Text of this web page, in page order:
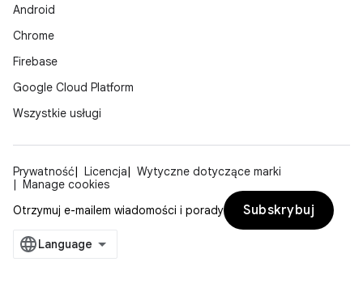
Android
Chrome
Firebase
Google Cloud Platform
Wszystkie usługi
Prywatność Licencja
Wytyczne dotyczące marki
Manage cookies
Otrzymuj e-mailem wiadomości i porady
Subskrybuj